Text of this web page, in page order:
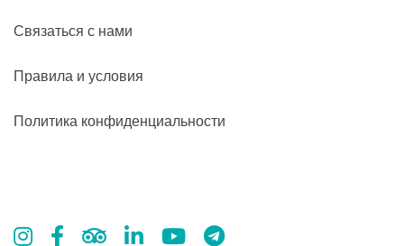
Связаться с нами
Правила и условия
Политика конфиденциальности